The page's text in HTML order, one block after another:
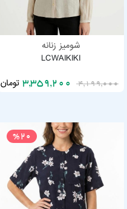
شومیز زنانه
LCWAIKIKI
4,199,000 تومان
%20